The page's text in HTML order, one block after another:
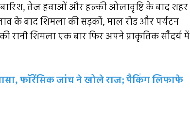
बारिश, तेज हवाओं और हल्की ओलावृष्टि के बाद शहर
के बाद शिमला की सड़कों, माल रोड और पर्यटन
रानी शिमला एक बार फिर अपने प्राकृतिक सौंदर्य में
फॉरेंसिक जांच ने खोले राज; पैकिंग लिफाफे